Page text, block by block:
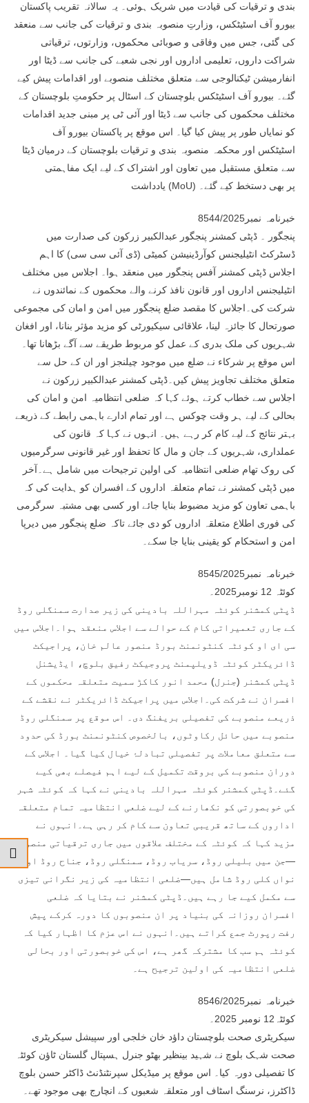
بندی و ترقیات کی قیادت میں شریک ہوئی۔ یہ سالانہ تقریب پاکستان
بیورو آف اسٹیٹکس، وزارتِ منصوبہ بندی و ترقیات کی جانب سے منعقد
کی گئی، جس میں وفاقی و صوبائی محکموں، وزارتوں، ترقیاتی
شراکت داروں، تعلیمی اداروں اور نجی شعبے کی جانب سے ڈیٹا اور
انفارمیشن ٹیکنالوجی سے متعلق مختلف منصوبے اور اقدامات پیش کیے
گئے۔ بیورو آف اسٹیٹکس بلوچستان کے اسٹال پر حکومتِ بلوچستان کے
مختلف محکموں کی جانب سے ڈیٹا اور آئی ٹی پر مبنی جدید اقدامات
کو نمایاں طور پر پیش کیا گیا۔ اس موقع پر پاکستان بیورو آف
اسٹیٹکس اور محکمہ منصوبہ بندی و ترقیات بلوچستان کے درمیان ڈیٹا
سے متعلق مستقبل میں تعاون اور اشتراک کے لیے ایک مفاہمتی
یادداشت (MoU) پر بھی دستخط کیے گئے۔
خبرنامہ نمبر8544/2025
پنجگور ۔ ڈپٹی کمشنر پنجگور عبدالکبیر زرکون کی صدارت میں
ڈسٹرکٹ انٹیلیجنس کوآرڈینیشن کمیٹی (ڈی آئی سی سی) کا اہم
اجلاس ڈپٹی کمشنر آفس پنجگور میں منعقد ہوا۔ اجلاس میں مختلف
انٹیلیجنس اداروں اور قانون نافذ کرنے والے محکموں کے نمائندوں نے
شرکت کی۔اجلاس کا مقصد ضلع پنجگور میں امن و امان کی مجموعی
صورتحال کا جائزہ لینا، علاقائی سیکیورٹی کو مزید مؤثر بنانا، اور افغان
شہریوں کی ملک بدری کے عمل کو مربوط طریقے سے آگے بڑھانا تھا۔
اس موقع پر شرکاء نے ضلع میں موجود چیلنجز اور ان کے حل سے
متعلق مختلف تجاویز پیش کیں۔ڈپٹی کمشنر عبدالکبیر زرکون نے
اجلاس سے خطاب کرتے ہوئے کہا کہ ضلعی انتظامیہ امن و امان کی
بحالی کے لیے ہر وقت چوکس ہے اور تمام ادارے باہمی رابطے کے ذریعے
بہتر نتائج کے لیے کام کر رہے ہیں۔ انہوں نے کہا کہ قانون کی
عملداری، شہریوں کے جان و مال کا تحفظ اور غیر قانونی سرگرمیوں
کی روک تھام ضلعی انتظامیہ کی اولین ترجیحات میں شامل ہے۔آخر
میں ڈپٹی کمشنر نے تمام متعلقہ اداروں کے افسران کو ہدایت کی کہ
باہمی تعاون کو مزید مضبوط بنایا جائے اور کسی بھی مشتبہ سرگرمی
کی فوری اطلاع متعلقہ اداروں کو دی جائے تاکہ ضلع پنجگور میں دیرپا
امن و استحکام کو یقینی بنایا جا سکے۔
خبرنامہ نمبر8545/2025
کوئٹہ 12 نومبر2025۔
ڈپٹی کمشنر کوئٹہ مہراللہ بادینی کی زیر صدارت سمنگلی روڈ
کے جاری تعمیراتی کام کے حوالے سے اجلاس منعقد ہوا۔اجلاس میں
سی ای او کوئٹہ کنٹونمنٹ بورڈ منصور عالم خان، پراجیکٹ
ڈائریکٹر کوئٹہ ڈویلپمنٹ پروجیکٹ رفیق بلوچ، ایڈیشنل
ڈپٹی کمشنر (جنرل) محمد انور کاکڑ سمیت متعلقہ محکموں کے
افسران نے شرکت کی۔اجلاس میں پراجیکٹ ڈائریکٹر نے نقشے کے
ذریعے منصوبے کی تفصیلی بریفنگ دی۔ اس موقع پر سمنگلی روڈ
منصوبے میں حائل رکاوٹوں، بالخصوص کنٹونمنٹ بورڈ کی حدود
سے متعلق معاملات پر تفصیلی تبادلۂ خیال کیا گیا۔ اجلاس کے
دوران منصوبے کی بروقت تکمیل کے لیے اہم فیصلے بھی کیے
گئے۔ڈپٹی کمشنر کوئٹہ مہراللہ بادینی نے کہا کہ کوئٹہ شہر
کی خوبصورتی کو نکھارنے کے لیے ضلعی انتظامیہ تمام متعلقہ
اداروں کے ساتھ قریبی تعاون سے کام کر رہی ہے۔انہوں نے
مزید کہا کہ کوئٹہ کے مختلف علاقوں میں جاری ترقیاتی منصوبے
—جن میں بلیلی روڈ، سریاب روڈ، سمنگلی روڈ، جناح روڈ اور
نواں کلی روڈ شامل ہیں—ضلعی انتظامیہ کی زیر نگرانی تیزی
سے مکمل کیے جا رہے ہیں۔ڈپٹی کمشنر نے بتایا کہ ضلعی
افسران روزانہ کی بنیاد پر ان منصوبوں کا دورہ کرکے پیش
رفت رپورٹ جمع کراتے ہیں۔انہوں نے اس عزم کا اظہار کیا کہ
کوئٹہ ہم سب کا مشترکہ گھر ہے، اس کی خوبصورتی اور بحالی
ضلعی انتظامیہ کی اولین ترجیح ہے۔
خبرنامہ نمبر8546/2025
کوئٹہ12 نومبر 2025۔
سیکریٹری صحت بلوچستان داؤد خان خلجی اور سپیشل سیکریٹری
صحت شہک بلوچ نے شہید بینظیر بھٹو جنرل ہسپتال گلستان ٹاؤن کوئٹہ
کا تفصیلی دورہ کیا۔ اس موقع پر میڈیکل سپرنٹنڈنٹ ڈاکٹر حسن بلوچ
ڈاکٹرز، نرسنگ اسٹاف اور متعلقہ شعبوں کے انچارج بھی موجود تھے۔